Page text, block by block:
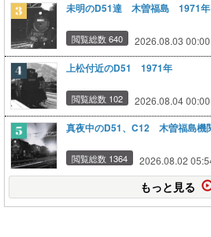
未明のD51達 木曽福島 1971年
閲覧総数 640 2026.08.03 00:00
上松付近のD51 1971年
閲覧総数 102 2026.08.04 00:00
真夜中のD51、C12 木曽福島
閲覧総数 1364 2026.08.02
もっと見る